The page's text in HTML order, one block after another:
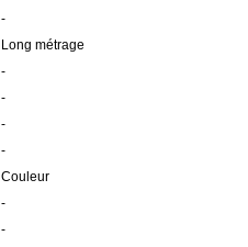
-
Long métrage
-
-
-
-
Couleur
-
-